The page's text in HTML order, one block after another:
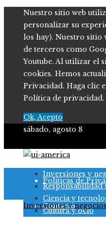
Nuestro sitio web
personalizar su
los hay). Nuestro sitio
de terceros como
Youtube. Al utilizar el
cookies. Hemos
Privacidad. Haga clic
Política de privacidad.
Ok, Acepto
sábado, agosto 8
Quiénes somos
Políticas de
Contacto
Inversiones y
Responsabilidad
Ciencia y
Cultura y ocio
Inversiones y